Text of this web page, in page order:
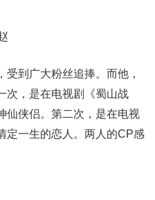
到广大粉丝追捧。而他，
次，是在电视剧《蜀山战
仙侠侣。第二次，是在电视
定一生的恋人。两人的CP感